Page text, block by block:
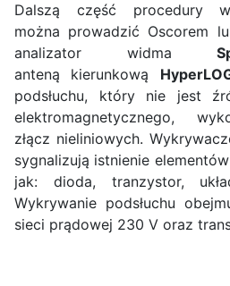
Dalszą część procedury
można prowadzić Oscorem
analizator widma
anteną kierunkową
podsłuchu, który nie jest
elektromagnetycznego,
złącz nieliniowych.
sygnalizują istnienie
jak: dioda, tranzystor,
Wykrywanie podsłuchu
sieci prądowej 230 V oraz